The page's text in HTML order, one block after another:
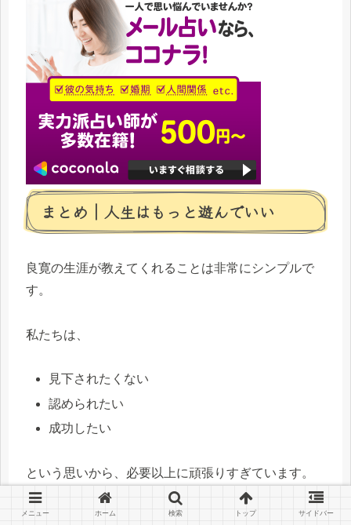
まとめ｜人生はもっと遊んでいい
良寛の生涯が教えてくれることは非常にシンプルで
す。
私たちは、
見下されたくない
認められたい
成功したい
という思いから、必要以上に頑張りすぎています。
その結果、本来楽しむための人生なのに、楽しむこ
メニュー ホーム 検索 トップ サイドバー